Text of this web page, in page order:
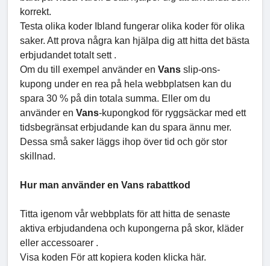
korrekt.
Testa olika koder Ibland fungerar olika koder för olika
saker. Att prova några kan hjälpa dig att hitta det bästa
erbjudandet totalt sett .
Om du till exempel använder en Vans slip-ons-
kupong under en rea på hela webbplatsen kan du
spara 30 % på din totala summa. Eller om du
använder en Vans-kupongkod för ryggsäckar med ett
tidsbegränsat erbjudande kan du spara ännu mer.
Dessa små saker läggs ihop över tid och gör stor
skillnad.
Hur man använder en Vans rabattkod
Titta igenom vår webbplats för att hitta de senaste
aktiva erbjudandena och kupongerna på skor, kläder
eller accessoarer .
Visa koden För att kopiera koden klicka här.